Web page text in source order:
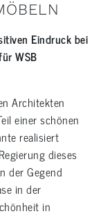
Eindruck bei
WSB
Architekten
einer schönen
realisiert
dieses
der Gegend
in der
in